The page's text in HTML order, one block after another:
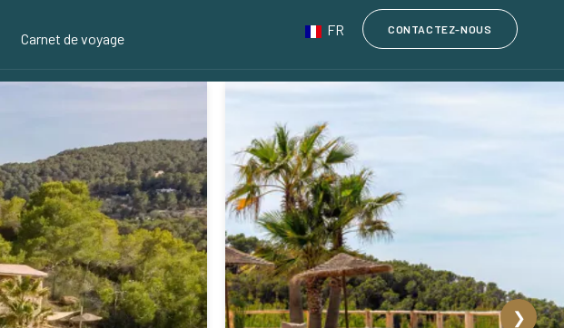
Carnet de voyage
FR CONTACTEZ-NOUS
❯